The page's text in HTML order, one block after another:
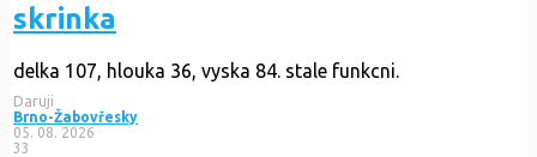
skrinka
delka 107, hlouka 36, vyska 84. stale funkcni.
Daruji
Brno-Žabovřesky
05. 08. 2026
33